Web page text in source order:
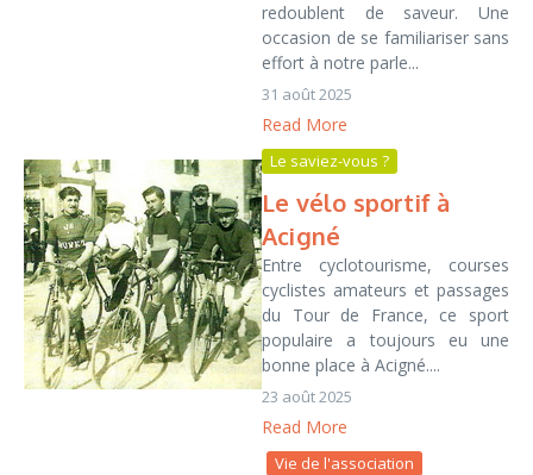
redoublent de saveur. Une
occasion de se familiariser sans
effort à notre parle...
31 août 2025
Read More
Le saviez-vous ?
Le vélo sportif à
Acigné
Entre cyclotourisme, courses
cyclistes amateurs et passages
du Tour de France, ce sport
populaire a toujours eu une
bonne place à Acigné....
23 août 2025
Read More
Vie de l'association